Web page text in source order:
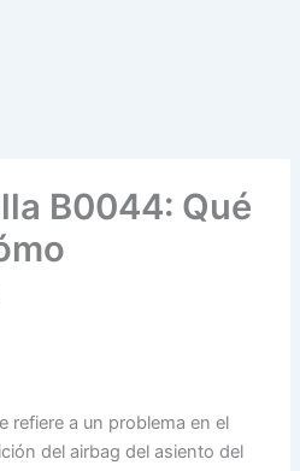
B0044: Qué
refiere a un problema en el
del airbag del asiento del